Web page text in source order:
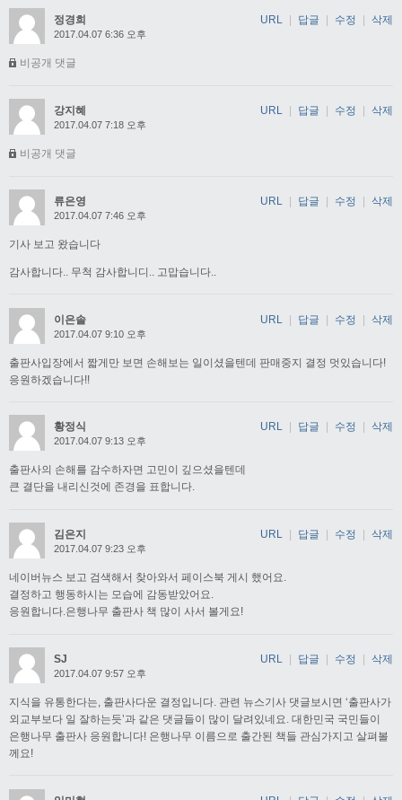
정경희
2017.04.07 6:36 오후
비공개 댓글
URL 답글 수정 삭제
강지혜
2017.04.07 7:18 오후
비공개 댓글
URL 답글 수정 삭제
류은영
2017.04.07 7:46 오후
기사 보고 왔습니다
감사합니다.. 무척 감사합니디.. 고맙습니다..
URL 답글 수정 삭제
이은솔
2017.04.07 9:10 오후
출판사입장에서 짧게만 보면 손해보는 일이셨을텐데 판매중지 결정 멋있습니다!
응원하겠습니다!!
URL | 답글 | 수정 | 삭제
황정식
2017.04.07 9:13 오후
출판사의 손해를 감수하자면 고민이 깊으셨을텐데
큰 결단을 내리신것에 존경을 표합니다.
URL 답글 수정 삭제
김은지
2017.04.07 9:23 오후
네이버뉴스 보고 검색해서 찾아와서 페이스북 게시 했어요.
결정하고 행동하시는 모습에 감동받았어요.
응원합니다.은행나무 출판사 책 많이 사서 볼게요!
URL 답글 수정 삭제
SJ
2017.04.07 9:57 오후
지식을 유통한다는, 출판사다운 결정입니다. 관련 뉴스기사 댓글보시면 ‘출판사가
외교부보다 일 잘하는듯’과 같은 댓글들이 많이 달려있네요. 대한민국 국민들이
은행나무 출판사 응원합니다! 은행나무 이름으로 출간된 책들 관심가지고 살펴볼
께요!
URL 답글 수정 삭제